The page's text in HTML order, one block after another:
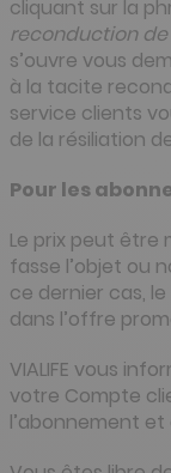
cliquant sur la
reconduction
s’ouvre vous
à la tacite
service clients
de la résiliation
Pour les
Le prix peut être
fasse l’objet ou
ce dernier cas,
dans l’offre
VIALIFE vous
votre Compte
l’abonnement